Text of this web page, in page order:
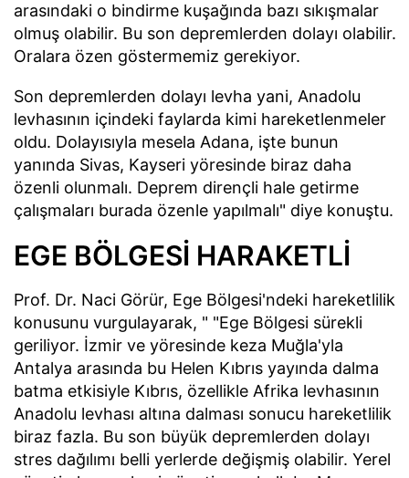
arasındaki o bindirme kuşağında bazı sıkışmalar
olmuş olabilir. Bu son depremlerden dolayı olabilir.
Oralara özen göstermemiz gerekiyor.
Son depremlerden dolayı levha yani, Anadolu
levhasının içindeki faylarda kimi hareketlenmeler
oldu. Dolayısıyla mesela Adana, işte bunun
yanında Sivas, Kayseri yöresinde biraz daha
özenli olunmalı. Deprem dirençli hale getirme
çalışmaları burada özenle yapılmalı" diye konuştu.
EGE BÖLGESİ HARAKETLİ
Prof. Dr. Naci Görür, Ege Bölgesi'ndeki hareketlilik
konusunu vurgulayarak, " "Ege Bölgesi sürekli
geriliyor. İzmir ve yöresinde keza Muğla'yla
Antalya arasında bu Helen Kıbrıs yayında dalma
batma etkisiyle Kıbrıs, özellikle Afrika levhasının
Anadolu levhası altına dalması sonucu hareketlilik
biraz fazla. Bu son büyük depremlerden dolayı
stres dağılımı belli yerlerde değişmiş olabilir. Yerel